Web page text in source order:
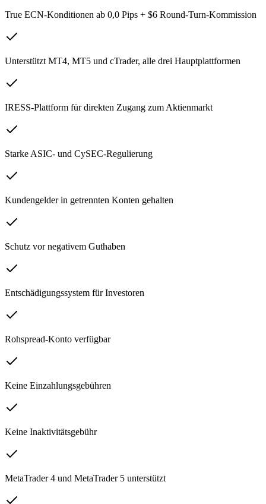
True ECN-Konditionen ab 0,0 Pips + $6 Round-Turn-Kommission
Unterstützt MT4, MT5 und cTrader, alle drei Hauptplattformen
IRESS-Plattform für direkten Zugang zum Aktienmarkt
Starke ASIC- und CySEC-Regulierung
Kundengelder in getrennten Konten gehalten
Schutz vor negativem Guthaben
Entschädigungssystem für Investoren
Rohspread-Konto verfügbar
Keine Einzahlungsgebühren
Keine Inaktivitätsgebühr
MetaTrader 4 und MetaTrader 5 unterstützt